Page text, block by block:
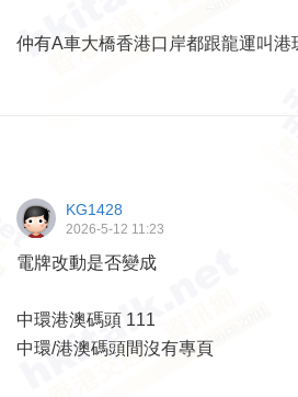
仲有A車大橋香港口岸都跟龍運叫港
KG1428
2026-5-12 11:23
電牌改動是否變成
中環港澳碼頭 111
中環/港澳碼頭間沒有專頁